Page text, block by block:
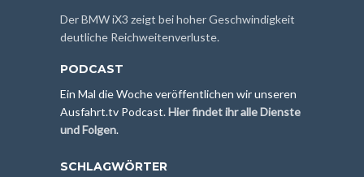
Der BMW iX3 zeigt bei hoher Geschwindigkeit
deutliche Reichweitenverluste.
PODCAST
Ein Mal die Woche veröffentlichen wir unseren
Ausfahrt.tv Podcast.Hier findet ihr alle Dienste
und Folgen.
SCHLAGWÖRTER